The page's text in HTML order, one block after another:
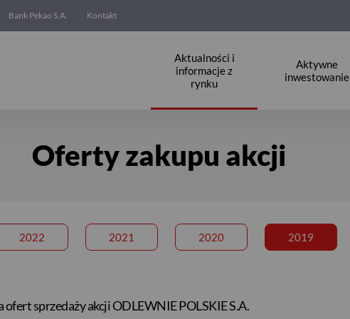
Bank Pekao S.A. Kontakt
Aktualności i
informacje z
rynku
Aktywne
inwestowanie
Oferty zakupu akcji
2022 2021 2020 2019
ofert sprzedaży akcji ODLEWNIE POLSKIE S.A.